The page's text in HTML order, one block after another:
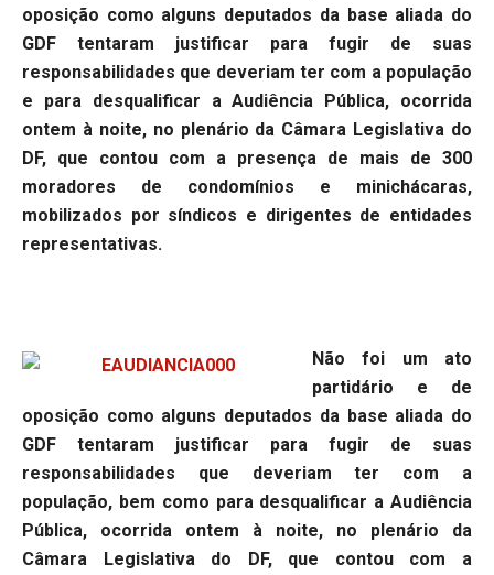
oposição como alguns deputados da base aliada do
GDF tentaram justificar para fugir de suas
responsabilidades que deveriam ter com a população
e para desqualificar a Audiência Pública, ocorrida
ontem à noite, no plenário da Câmara Legislativa do
DF, que contou com a presença de mais de 300
moradores de condomínios e minichácaras,
mobilizados por síndicos e dirigentes de entidades
representativas.
Não foi um ato
partidário e de
oposição como alguns deputados da base aliada do
GDF tentaram justificar para fugir de suas
responsabilidades que deveriam ter com a
população, bem como para desqualificar a Audiência
Pública, ocorrida ontem à noite, no plenário da
Câmara Legislativa do DF, que contou com a